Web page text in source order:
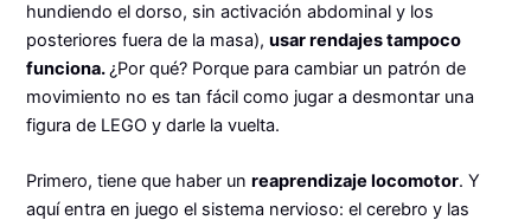
hundiendo el dorso, sin activación abdominal y los
posteriores fuera de la masa),usar rendajes tampoco
funciona.¿Por qué? Porque para cambiar un patrón de
movimiento no es tan fácil como jugar a desmontar una
figura de LEGO y darle la vuelta.
Primero, tiene que haber unreaprendizaje locomotor. Y
aquí entra en juego el sistema nervioso: el cerebro y las